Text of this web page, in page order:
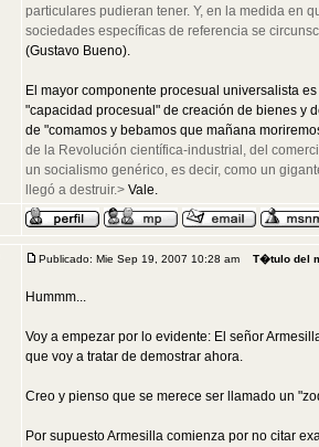
particulares pudieran tener. Y, en la medida en
sociedades específicas de referencia se
(Gustavo Bueno).
El mayor componente procesual universalista
"capacidad procesual" de creación de bienes y
de "comamos y bebamos que mañana
de la Revolución científica-industrial, del
un socialismo genérico, es decir, como un
llegó a destruir.> Vale.
Publicado: Mie Sep 19, 2007 10:28 am T�tulo del
Hummm...
Voy a empezar por lo evidente: El señor
que voy a tratar de demostrar ahora.
Creo y pienso que se merece ser llamado un
Por supuesto Armesilla comienza por no citar